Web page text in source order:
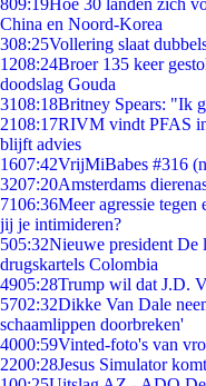
809:19Hoe 30 landen zich
China en Noord-Korea
308:25Vollering slaat
1208:24Broer 135 keer
doodslag Gouda
3108:18Britney Spears: "Ik
2108:17RIVM vindt PFAS
blijft advies
1607:42VrijMiBabes #316
3207:20Amsterdams
7106:36Meer agressie tegen
jij je intimideren?
505:32Nieuwe president De
drugskartels Colombia
4905:28Trump wil dat J.D.
5702:32Dikke Van Dale
schaamlippen doorbreken'
4000:59Vinted-foto's van
2200:28Jesus Simulator